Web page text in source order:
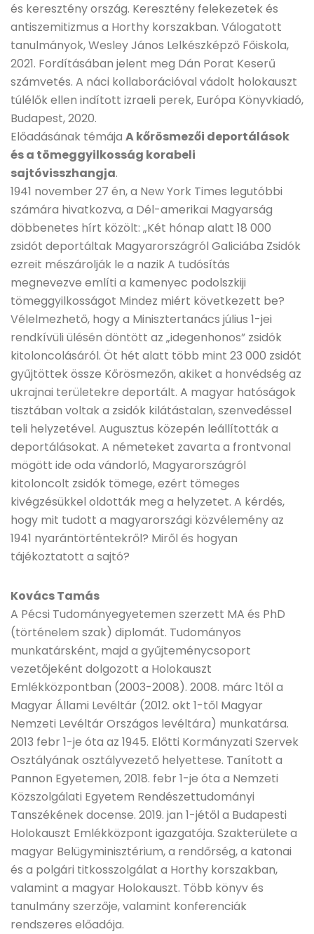
és keresztény ország. Keresztény felekezetek és
antiszemitizmus a Horthy korszakban. Válogatott
tanulmányok, Wesley János Lelkészképző Főiskola,
2021. Fordításában jelent meg Dán Porat Keserű
számvetés. A náci kollaborációval vádolt holokauszt
túlélők ellen indított izraeli perek, Európa Könyvkiadó,
Budapest, 2020.
Előadásának témája A kőrösmezői deportálások
és a tömeggyilkosság korabeli
sajtóvisszhangja.
1941 november 27 én, a New York Times legutóbbi
számára hivatkozva, a Dél-amerikai Magyarság
döbbenetes hírt közölt: „Két hónap alatt 18 000
zsidót deportáltak Magyarországról Galiciába Zsidók
ezreit mészárolják le a nazik A tudósítás
megnevezve említi a kamenyec podolszkiji
tömeggyilkosságot Mindez miért következett be?
Vélelmezhető, hogy a Minisztertanács július 1-jei
rendkívüli ülésén döntött az „idegenhonos” zsidók
kitoloncolásáról. Öt hét alatt több mint 23 000 zsidót
gyűjtöttek össze Kőrösmezőn, akiket a honvédség az
ukrajnai területekre deportált. A magyar hatóságok
tisztában voltak a zsidók kilátástalan, szenvedéssel
teli helyzetével. Augusztus közepén leállították a
deportálásokat. A németeket zavarta a frontvonal
mögött ide oda vándorló, Magyarországról
kitoloncolt zsidók tömege, ezért tömeges
kivégzésükkel oldották meg a helyzetet. A kérdés,
hogy mit tudott a magyarországi közvélemény az
1941 nyarántörténtekről? Miről és hogyan
tájékoztatott a sajtó?
Kovács Tamás
A Pécsi Tudományegyetemen szerzett MA és PhD
(történelem szak) diplomát. Tudományos
munkatársként, majd a gyűjteménycsoport
vezetőjeként dolgozott a Holokauszt
Emlékközpontban (2003-2008). 2008. márc 1től a
Magyar Állami Levéltár (2012. okt 1-től Magyar
Nemzeti Levéltár Országos levéltára) munkatársa.
2013 febr 1-je óta az 1945. Előtti Kormányzati Szervek
Osztályának osztályvezető helyettese. Tanított a
Pannon Egyetemen, 2018. febr 1-je óta a Nemzeti
Közszolgálati Egyetem Rendészettudományi
Tanszékének docense. 2019. jan 1-jétől a Budapesti
Holokauszt Emlékközpont igazgatója. Szakterülete a
magyar Belügyminisztérium, a rendőrség, a katonai
és a polgári titkosszolgálat a Horthy korszakban,
valamint a magyar Holokauszt. Több könyv és
tanulmány szerzője, valamint konferenciák
rendszeres előadója.